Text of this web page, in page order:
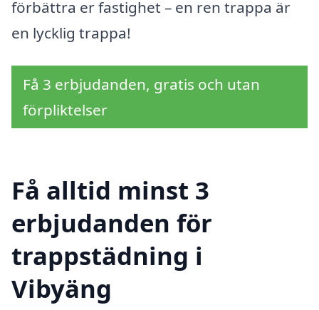
förbättra er fastighet – en ren trappa är
en lycklig trappa!
Få 3 erbjudanden, gratis och utan
förpliktelser
Få alltid minst 3
erbjudanden för
trappstädning i
Vibyäng